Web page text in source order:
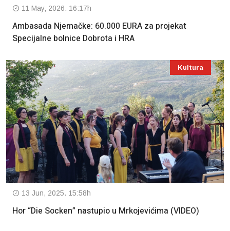
11 May, 2026. 16:17h
Ambasada Njemačke: 60.000 EURA za projekat
Specijalne bolnice Dobrota i HRA
Kultura
13 Jun, 2025. 15:58h
Hor “Die Socken” nastupio u Mrkojevićima (VIDEO)